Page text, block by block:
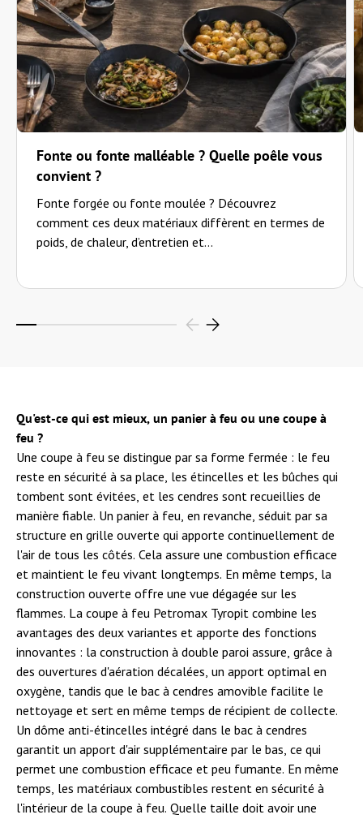
Fonte ou fonte malléable ? Quelle poêle vous
convient ?
Fonte forgée ou fonte moulée ? Découvrez
comment ces deux matériaux diffèrent en termes de
poids, de chaleur, d’entretien et...
Qu'est-ce qui est mieux, un panier à feu ou une coupe à
feu ?
Une coupe à feu se distingue par sa forme fermée : le feu
reste en sécurité à sa place, les étincelles et les bûches qui
tombent sont évitées, et les cendres sont recueillies de
manière fiable. Un panier à feu, en revanche, séduit par sa
structure en grille ouverte qui apporte continuellement de
l'air de tous les côtés. Cela assure une combustion efficace
et maintient le feu vivant longtemps. En même temps, la
construction ouverte offre une vue dégagée sur les
flammes. La coupe à feu Petromax Tyropit combine les
avantages des deux variantes et apporte des fonctions
innovantes : la construction à double paroi assure, grâce à
des ouvertures d'aération décalées, un apport optimal en
oxygène, tandis que le bac à cendres amovible facilite le
nettoyage et sert en même temps de récipient de collecte.
Un dôme anti-étincelles intégré dans le bac à cendres
garantit un apport d'air supplémentaire par le bas, ce qui
permet une combustion efficace et peu fumante. En même
temps, les matériaux combustibles restent en sécurité à
l'intérieur de la coupe à feu. Quelle taille doit avoir une